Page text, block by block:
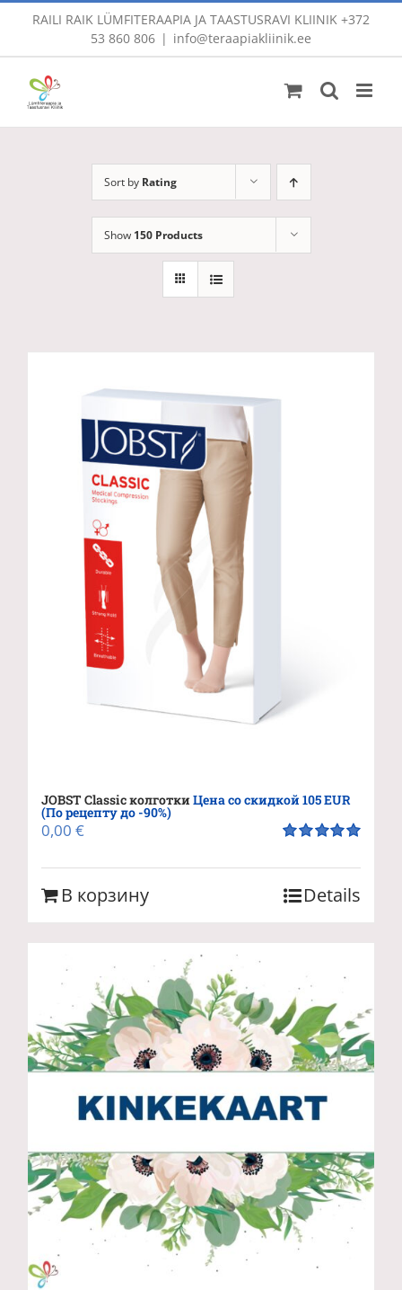
content
RAILI RAIK LÜMFITERAAPIA JA TAASTUSRAVI KLIINIK +372
53 860 806 | info@teraapiakliinik.ee
Sort by Rating
Show 150 Products
JOBST Classic колготки Цена со скидкой 105 EUR
(По рецепту до -90%)
из 5
0,00 €
В корзину Details